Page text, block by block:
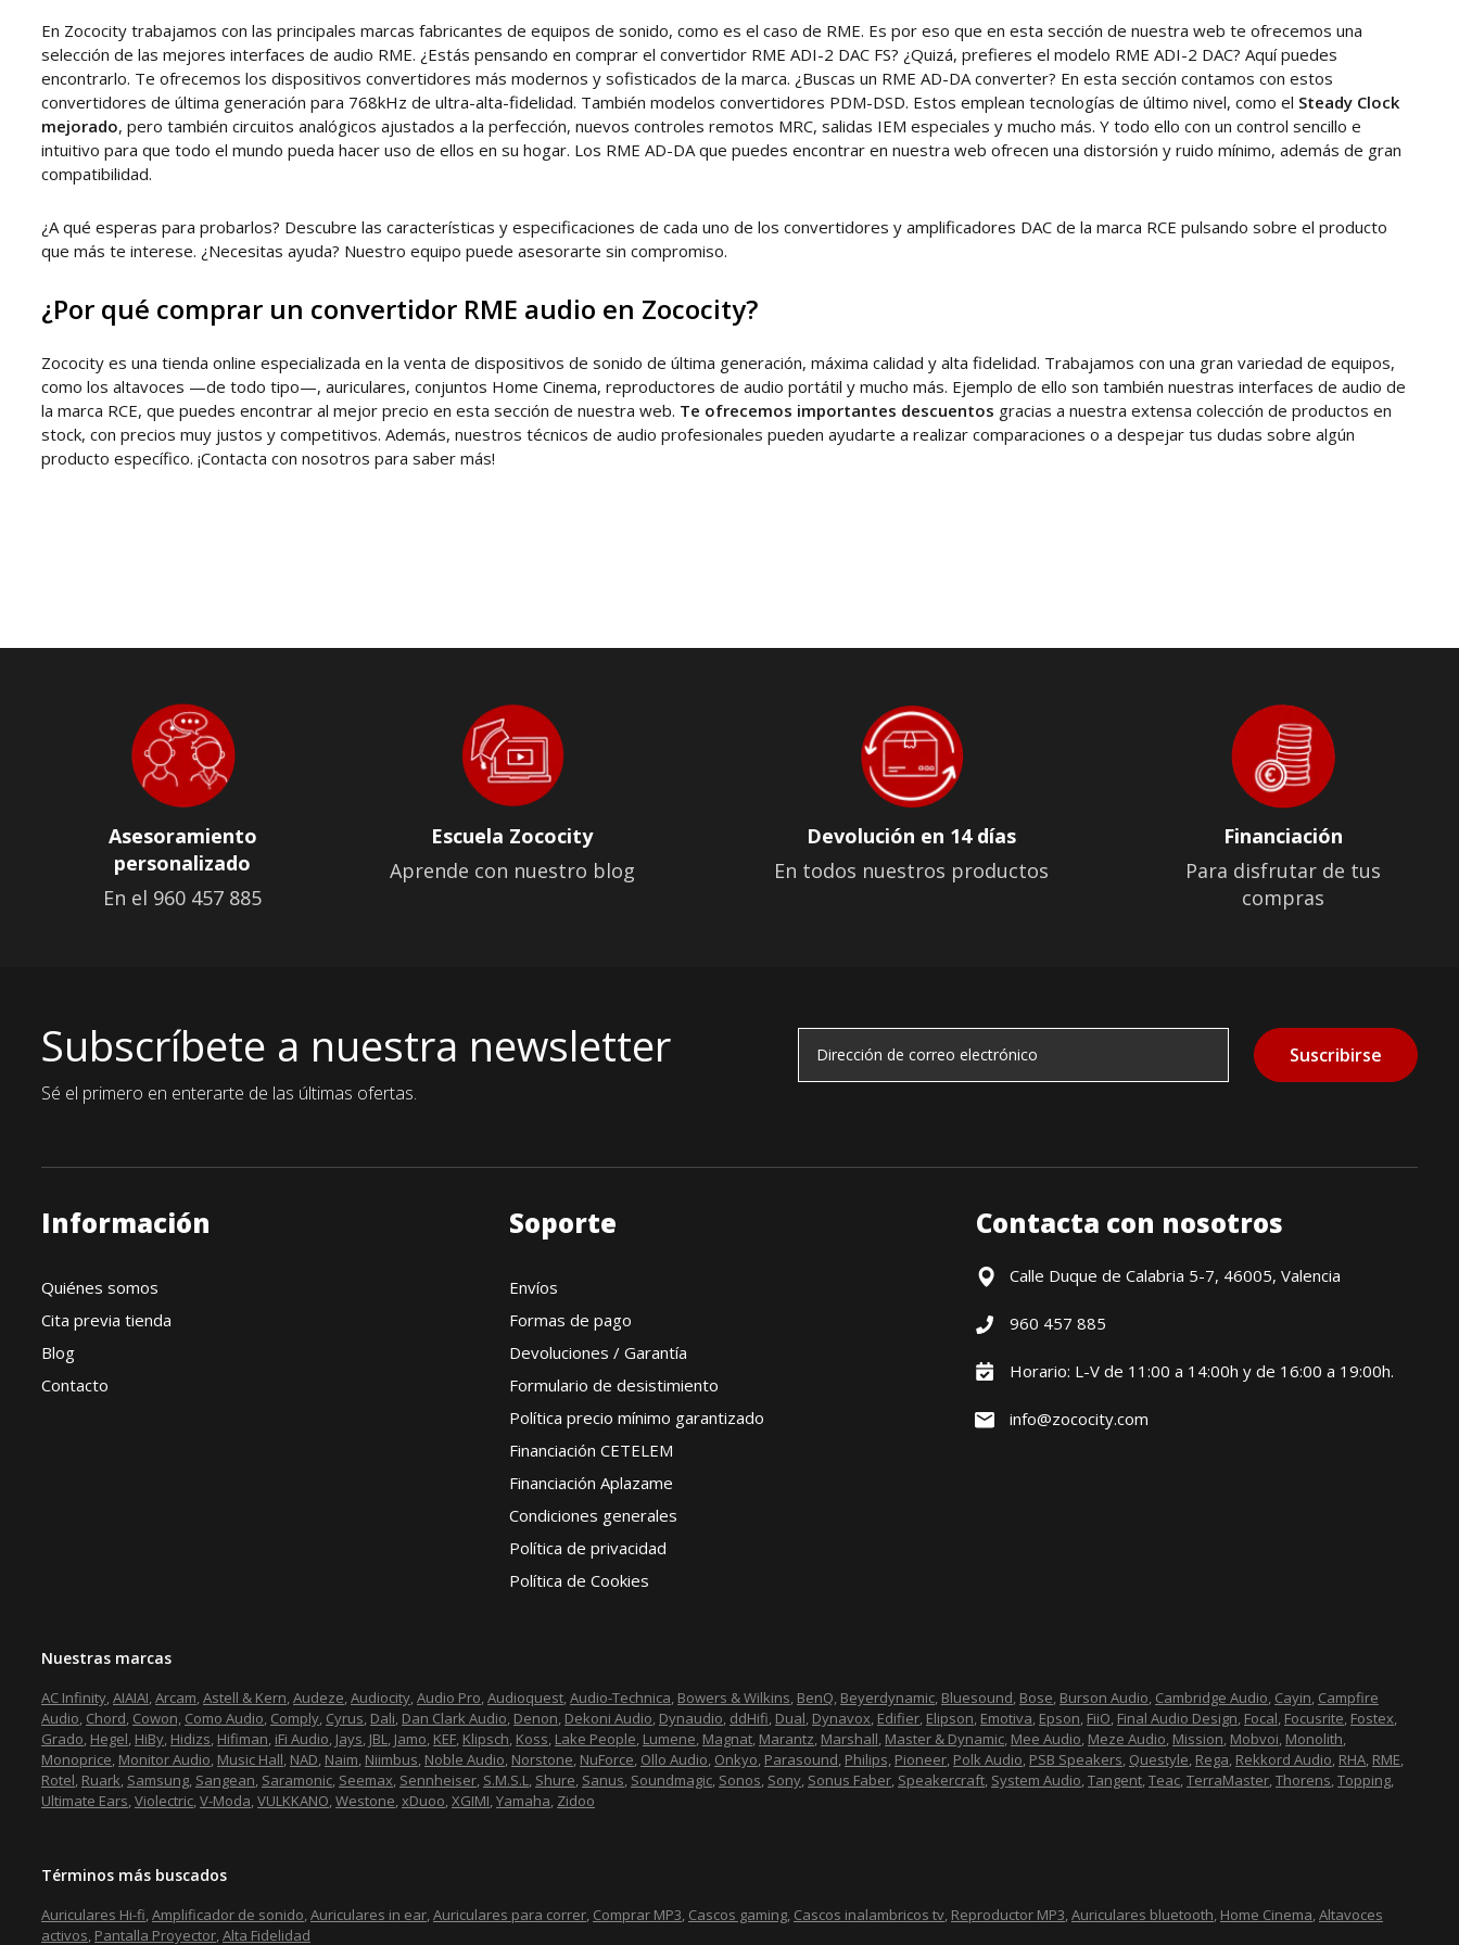
En Zococity trabajamos con las principales marcas fabricantes de equipos de sonido, como es el caso de RME. Es por eso que en esta sección de nuestra web te ofrecemos una
selección de las mejores interfaces de audio RME. ¿Estás pensando en comprar el convertidor RME ADI-2 DAC FS? ¿Quizá, prefieres el modelo RME ADI-2 DAC? Aquí puedes
encontrarlo. Te ofrecemos los dispositivos convertidores más modernos y sofisticados de la marca. ¿Buscas un RME AD-DA converter? En esta sección contamos con estos
convertidores de última generación para 768kHz de ultra-alta-fidelidad. También modelos convertidores PDM-DSD. Estos emplean tecnologías de último nivel, como el Steady Clock
mejorado, pero también circuitos analógicos ajustados a la perfección, nuevos controles remotos MRC, salidas IEM especiales y mucho más. Y todo ello con un control sencillo e
intuitivo para que todo el mundo pueda hacer uso de ellos en su hogar. Los RME AD-DA que puedes encontrar en nuestra web ofrecen una distorsión y ruido mínimo, además de gran
compatibilidad.
¿A qué esperas para probarlos? Descubre las características y especificaciones de cada uno de los convertidores y amplificadores DAC de la marca RCE pulsando sobre el producto
que más te interese. ¿Necesitas ayuda? Nuestro equipo puede asesorarte sin compromiso.
¿Por qué comprar un convertidor RME audio en Zococity?
Zococity es una tienda online especializada en la venta de dispositivos de sonido de última generación, máxima calidad y alta fidelidad. Trabajamos con una gran variedad de equipos,
como los altavoces —de todo tipo—, auriculares, conjuntos Home Cinema, reproductores de audio portátil y mucho más. Ejemplo de ello son también nuestras interfaces de audio de
la marca RCE, que puedes encontrar al mejor precio en esta sección de nuestra web. Te ofrecemos importantes descuentos gracias a nuestra extensa colección de productos en
stock, con precios muy justos y competitivos. Además, nuestros técnicos de audio profesionales pueden ayudarte a realizar comparaciones o a despejar tus dudas sobre algún
producto específico. ¡Contacta con nosotros para saber más!
Asesoramiento
personalizado
En el 960 457 885
Escuela Zococity
Aprende con nuestro blog
Devolución en 14 días
En todos nuestros productos
Financiación
Para disfrutar de tus
compras
Subscríbete a nuestra newsletter
Sé el primero en enterarte de las últimas ofertas.
Suscribirse
Información
Quiénes somos
Cita previa tienda
Blog
Contacto
Soporte
Envíos
Formas de pago
Devoluciones / Garantía
Formulario de desistimiento
Política precio mínimo garantizado
Financiación CETELEM
Financiación Aplazame
Condiciones generales
Política de privacidad
Política de Cookies
Contacta con nosotros
Calle Duque de Calabria 5-7, 46005, Valencia
960 457 885
Horario: L-V de 11:00 a 14:00h y de 16:00 a 19:00h.
info@zococity.com
Nuestras marcas
AC Infinity,AIAIAI,Arcam,Astell & Kern,Audeze,Audiocity,Audio Pro,Audioquest,Audio-Technica, Bowers & Wilkins, BenQ, Beyerdynamic, Bluesound, Bose, Burson Audio, Cambridge Audio, Cayin, Campfire
Audio, Chord, Cowon, Como Audio, Comply, Cyrus, Dali, Dan Clark Audio, Denon, Dekoni Audio, Dynaudio, ddHifi, Dual, Dynavox, Edifier, Elipson, Emotiva, Epson, FiiO, Final Audio Design, Focal, Focusrite, Fostex,
Grado, Hegel, HiBy, Hidizs, Hifiman, iFi Audio, Jays, JBL, Jamo, KEF, Klipsch, Koss, Lake People, Lumene, Magnat, Marantz, Marshall, Master & Dynamic, Mee Audio, Meze Audio, Mission, Mobvoi, Monolith,
Monoprice, Monitor Audio, Music Hall, NAD, Naim, Niimbus, Noble Audio, Norstone, NuForce, Ollo Audio, Onkyo, Parasound, Philips, Pioneer, Polk Audio, PSB Speakers, Questyle, Rega, Rekkord Audio, RHA, RME,
Rotel, Ruark, Samsung, Sangean, Saramonic, Seemax, Sennheiser, S.M.S.L, Shure, Sanus, Soundmagic, Sonos, Sony, Sonus Faber, Speakercraft, System Audio,Tangent,Teac,TerraMaster,Thorens,Topping,
Ultimate Ears,Violectric,V-Moda,VULKKANO,Westone,xDuoo,XGIMI,Yamaha, Zidoo
Términos más buscados
Auriculares Hi-fi,Amplificador de sonido,Auriculares in ear,Auriculares para correr, Comprar MP3, Cascos gaming, Cascos inalambricos tv, Reproductor MP3,Auriculares bluetooth, Home Cinema,Altavoces
activos, Pantalla Proyector,Alta Fidelidad